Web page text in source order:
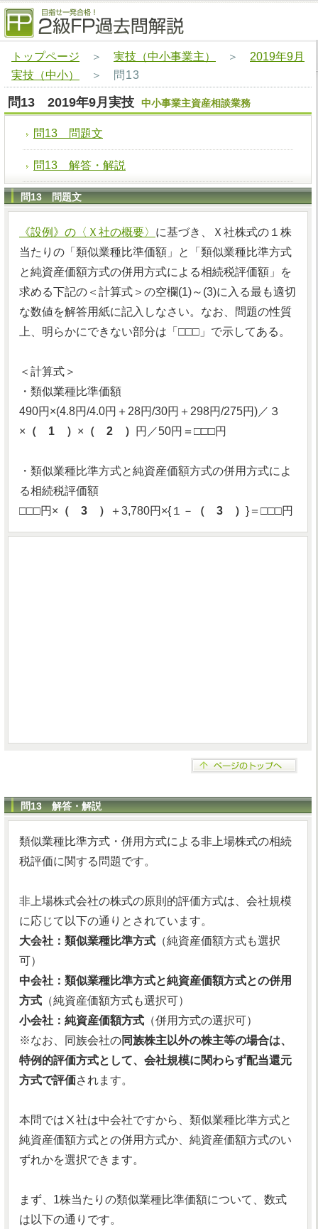
トップページ ＞ 実技（中小事業主） ＞ 2019年9月
実技（中小）
＞ 問13
問13 2019年9月実技 中小事業主資産相談業務
問13 問題文
問13 解答・解説
問13 問題文
《設例》の〈Ｘ社の概要〉 に基づき、Ｘ社株式の１株
当たりの「類似業種比準価額」と「類似業種比準方式
と純資産価額方式の併用方式による相続税評価額」を
求める下記の＜計算式＞の空欄(1)～(3)に入る最も適切
な数値を解答用紙に記入しなさい。なお、問題の性質
上、明らかにできない部分は「□□□」で示してある。
＜計算式＞
・類似業種比準価額
490円×(4.8円/4.0円＋28円/30円＋298円/275円)／３
× （ 1 ） × （ 2 ） 円／50円＝□□□円
・類似業種比準方式と純資産価額方式の併用方式によ
る相続税評価額
□□□円× （ 3 ） ＋3,780円×{１－ （ 3 ） }＝□□□円
問13 解答・解説
類似業種比準方式・併用方式による非上場株式の相続
税評価に関する問題です。
非上場株式会社の株式の原則的評価方式は、会社規模
に応じて以下の通りとされています。
大会社：類似業種比準方式 （純資産価額方式も選択
可）
中会社：類似業種比準方式と純資産価額方式との併用
方式 （純資産価額方式も選択可）
小会社：純資産価額方式 （併用方式の選択可）
※なお、同族会社の同族株主以外の株主等の場合は、
特例的評価方式として、会社規模に関わらず配当還元
方式で評価されます。
本問ではⅩ社は中会社ですから、類似業種比準方式と
純資産価額方式との併用方式か、純資産価額方式のい
ずれかを選択できます。
まず、1株当たりの類似業種比準価額について、数式
は以下の通りです。